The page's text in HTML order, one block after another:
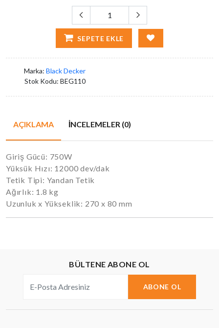
SEPETE EKLE
Marka: Black Decker
Stok Kodu: BEG110
AÇIKLAMA İNCELEMELER (0)
Giriş Gücü: 750W
Yüksük Hızı: 12000 dev/dak
Tetik Tipi: Yandan Tetik
Ağırlık: 1.8 kg
Uzunluk x Yükseklik: 270 x 80 mm
BÜLTENE ABONE OL
ABONE OL